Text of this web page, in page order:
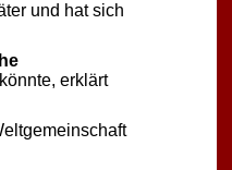
und hat sich
erklärt